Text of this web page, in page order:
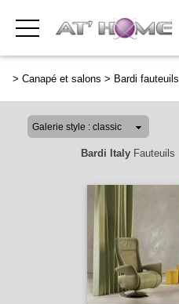
> Canapé et salons > Bardi fauteuils
Bardi ItalyFauteuils